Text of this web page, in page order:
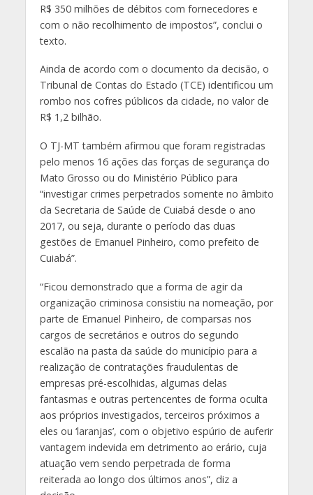
R$ 350 milhões de débitos com fornecedores e
com o não recolhimento de impostos”, conclui o
texto.
Ainda de acordo com o documento da decisão, o
Tribunal de Contas do Estado (TCE) identificou um
rombo nos cofres públicos da cidade, no valor de
R$ 1,2 bilhão.
O TJ-MT também afirmou que foram registradas
pelo menos 16 ações das forças de segurança do
Mato Grosso ou do Ministério Público para
“investigar crimes perpetrados somente no âmbito
da Secretaria de Saúde de Cuiabá desde o ano
2017, ou seja, durante o período das duas
gestões de Emanuel Pinheiro, como prefeito de
Cuiabá”.
“Ficou demonstrado que a forma de agir da
organização criminosa consistiu na nomeação, por
parte de Emanuel Pinheiro, de comparsas nos
cargos de secretários e outros do segundo
escalão na pasta da saúde do município para a
realização de contratações fraudulentas de
empresas pré-escolhidas, algumas delas
fantasmas e outras pertencentes de forma oculta
aos próprios investigados, terceiros próximos a
eles ou ‘laranjas’, com o objetivo espúrio de auferir
vantagem indevida em detrimento ao erário, cuja
atuação vem sendo perpetrada de forma
reiterada ao longo dos últimos anos”, diz a